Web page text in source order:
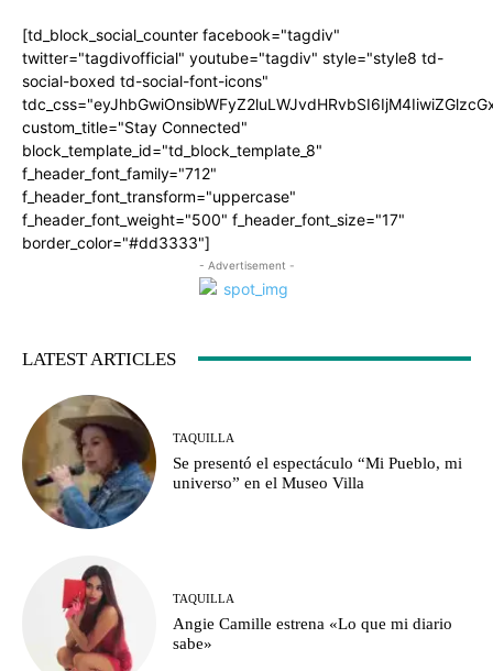
[td_block_social_counter facebook="tagdiv"
twitter="tagdivofficial" youtube="tagdiv" style="style8 td-
social-boxed td-social-font-icons"
custom_title="Stay Connected"
block_template_id="td_block_template_8"
f_header_font_family="712"
f_header_font_transform="uppercase"
f_header_font_weight="500" f_header_font_size="17"
border_color="#dd3333"]
- Advertisement -
LATEST ARTICLES
TAQUILLA
Se presentó el espectáculo “Mi Pueblo, mi
universo” en el Museo Villa
TAQUILLA
Angie Camille estrena «Lo que mi diario
sabe»